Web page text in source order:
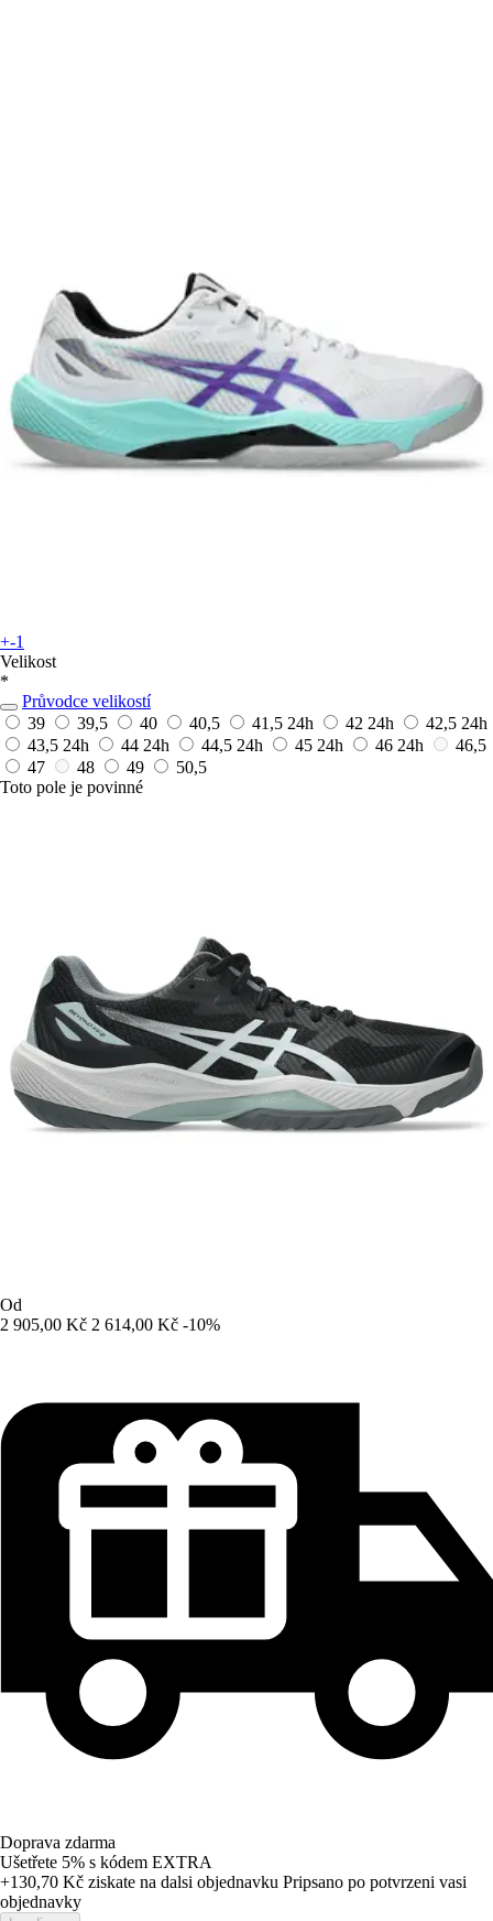
+-1
Velikost
*
Průvodce velikostí
39
39,5 40 40,5 41,5 24h 42 24h 42,5 24h
43,5 24h 44 24h 44,5 24h 45 24h 46 24h
46,5
47
48 49
50,5
Toto pole je povinné
Od
2 905,00 Kč 2 614,00 Kč -10%
Doprava zdarma
Ušetřete 5% s kódem EXTRA
+130,70 Kč ziskate na dalsi objednavku Pripsano po potvrzeni vasi
objednavky